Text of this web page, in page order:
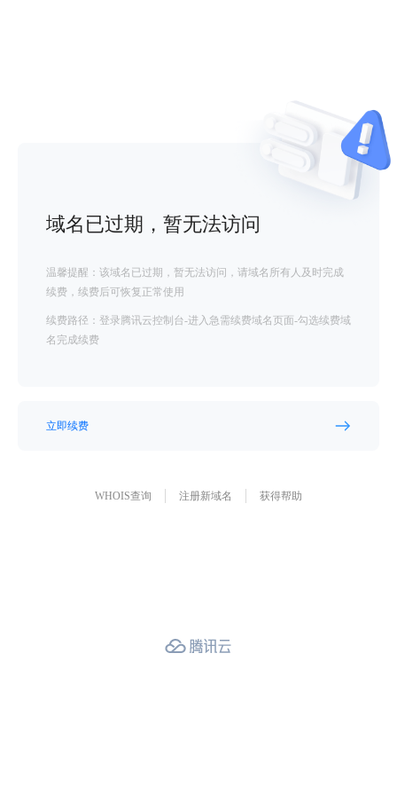
域名已过期，暂无法访问
温馨提醒：该域名已过期，暂无法访问，请域名所有人及时完成
续费，续费后可恢复正常使用
续费路径：登录腾讯云控制台-进入急需续费域名页面-勾选续费域
名完成续费
立即续费
WHOIS查询 注册新域名 获得帮助